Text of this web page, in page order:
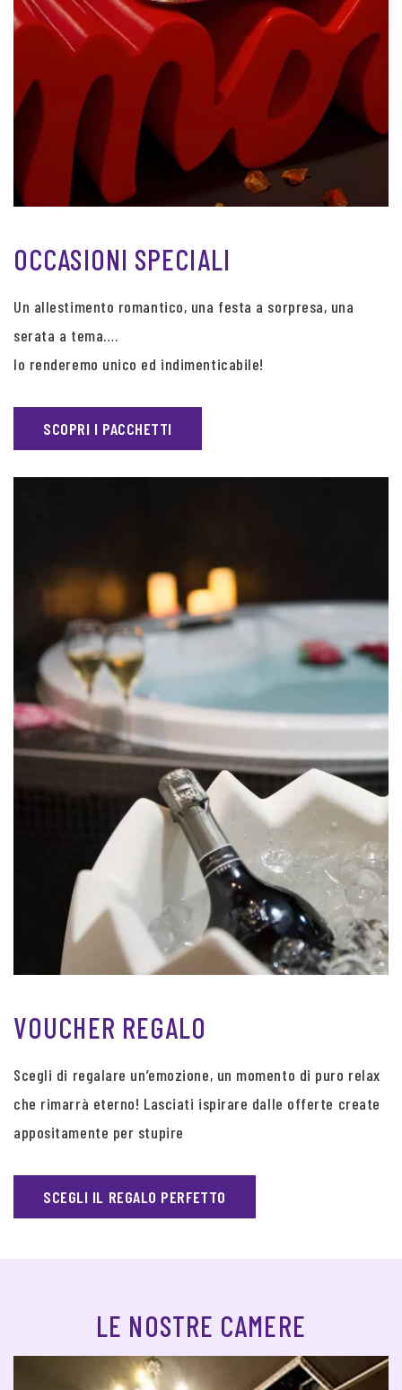
OCCASIONI SPECIALI
Un allestimento romantico, una festa a sorpresa, una
serata a tema….
lo renderemo unico ed indimenticabile!
SCOPRI I PACCHETTI
VOUCHER REGALO
Scegli di regalare un’emozione, un momento di puro relax
che rimarrà eterno! Lasciati ispirare dalle offerte create
appositamente per stupire
SCEGLI IL REGALO PERFETTO
LE NOSTRE CAMERE